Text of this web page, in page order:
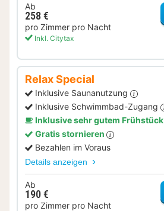
Ab
258 €
pro Zimmer pro Nacht
Inkl. Citytax
Relax Special
Inklusive Saunanutzung
Inklusive Schwimmbad-Zugang
Inklusive sehr gutem Frühstück
Gratis stornieren
Bezahlen im Voraus
Details anzeigen
Ab
190 €
pro Zimmer pro Nacht